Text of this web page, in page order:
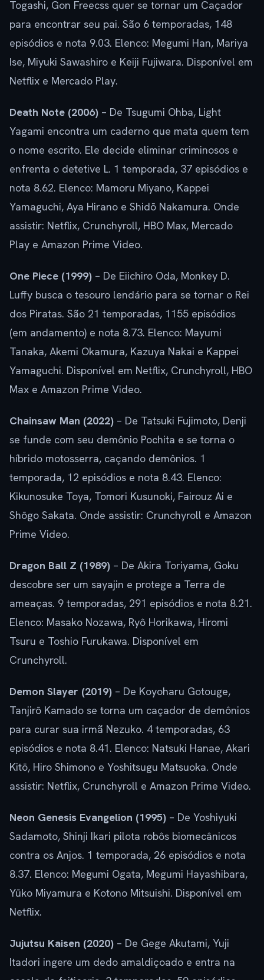
Togashi, Gon Freecss quer se tornar um Caçador
para encontrar seu pai. São 6 temporadas, 148
episódios e nota 9.03. Elenco: Megumi Han, Mariya
Ise, Miyuki Sawashiro e Keiji Fujiwara. Disponível em
Netflix e Mercado Play.
Death Note (2006) – De Tsugumi Ohba, Light
Yagami encontra um caderno que mata quem tem
o nome escrito. Ele decide eliminar criminosos e
enfrenta o detetive L. 1 temporada, 37 episódios e
nota 8.62. Elenco: Mamoru Miyano, Kappei
Yamaguchi, Aya Hirano e Shidō Nakamura. Onde
assistir: Netflix, Crunchyroll, HBO Max, Mercado
Play e Amazon Prime Video.
One Piece (1999) – De Eiichiro Oda, Monkey D.
Luffy busca o tesouro lendário para se tornar o Rei
dos Piratas. São 21 temporadas, 1155 episódios
(em andamento) e nota 8.73. Elenco: Mayumi
Tanaka, Akemi Okamura, Kazuya Nakai e Kappei
Yamaguchi. Disponível em Netflix, Crunchyroll, HBO
Max e Amazon Prime Video.
Chainsaw Man (2022) – De Tatsuki Fujimoto, Denji
se funde com seu demônio Pochita e se torna o
híbrido motosserra, caçando demônios. 1
temporada, 12 episódios e nota 8.43. Elenco:
Kikunosuke Toya, Tomori Kusunoki, Fairouz Ai e
Shōgo Sakata. Onde assistir: Crunchyroll e Amazon
Prime Video.
Dragon Ball Z (1989) – De Akira Toriyama, Goku
descobre ser um sayajin e protege a Terra de
ameaças. 9 temporadas, 291 episódios e nota 8.21.
Elenco: Masako Nozawa, Ryô Horikawa, Hiromi
Tsuru e Toshio Furukawa. Disponível em
Crunchyroll.
Demon Slayer (2019) – De Koyoharu Gotouge,
Tanjirō Kamado se torna um caçador de demônios
para curar sua irmã Nezuko. 4 temporadas, 63
episódios e nota 8.41. Elenco: Natsuki Hanae, Akari
Kitō, Hiro Shimono e Yoshitsugu Matsuoka. Onde
assistir: Netflix, Crunchyroll e Amazon Prime Video.
Neon Genesis Evangelion (1995) – De Yoshiyuki
Sadamoto, Shinji Ikari pilota robôs biomecânicos
contra os Anjos. 1 temporada, 26 episódios e nota
8.37. Elenco: Megumi Ogata, Megumi Hayashibara,
Yūko Miyamura e Kotono Mitsuishi. Disponível em
Netflix.
Jujutsu Kaisen (2020) – De Gege Akutami, Yuji
Itadori ingere um dedo amaldiçoado e entra na